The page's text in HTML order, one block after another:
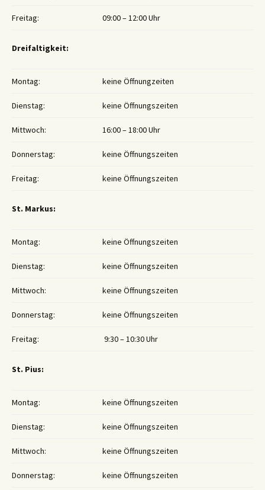
Freitag: 09:00 – 12:00 Uhr
Dreifaltigkeit:
Montag: keine Öffnungzeiten
Dienstag: keine Öffnungszeiten
Mittwoch: 16:00 – 18:00 Uhr
Donnerstag: keine Öffnungszeiten
Freitag: keine Öffnungszeiten
St. Markus:
Montag: keine Öffnungszeiten
Dienstag: keine Öffnungszeiten
Mittwoch: keine Öffnungszeiten
Donnerstag: keine Öffnungszeiten
Freitag: 9:30 – 10:30 Uhr
St. Pius:
Montag: keine Öffnungszeiten
Dienstag: keine Öffnungszeiten
Mittwoch: keine Öffnungszeiten
Donnerstag: keine Öffnungszeiten